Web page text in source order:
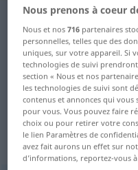
Traduction
"Dossier"
"Dossier" -
„Dossier“:
Nous prenons à coeur
Nous et nos716 partenaires
personnelles, telles que des
uniques, sur votre appareil. Si
technologies de suivi
section « Nous et nos
les technologies de suivi sont
contenus et annonces qui
pour vous. Vous pouvez faire
choix ou pour retirer votre
le lien Paramètres de
avez fait aurons un effet sur
d’informations, reportez-vous